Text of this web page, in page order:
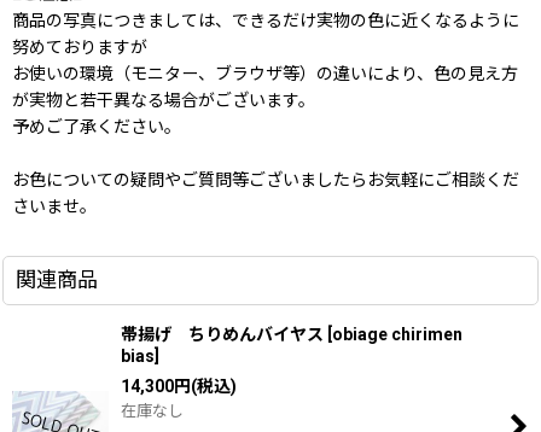
商品の写真につきましては、できるだけ実物の色に近くなるように
努めておりますが
お使いの環境（モニター、ブラウザ等）の違いにより、色の見え方
が実物と若干異なる場合がございます。
予めご了承ください。
お色についての疑問やご質問等ございましたらお気軽にご相談くだ
さいませ。
関連商品
帯揚げ ちりめんバイヤス obiage chirimen
bias
14,300円(税込)
在庫なし